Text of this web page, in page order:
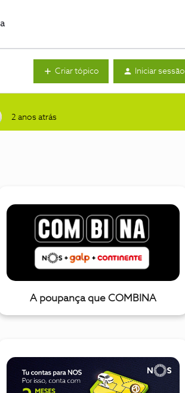
Criar tópico Iniciar sessão
2 anos atrás
A poupança que COMBINA